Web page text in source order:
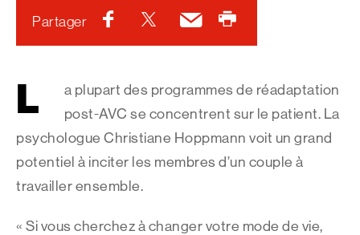
Partager Facebook
TwitterCourriel
L
a plupart des programmes de réadaptation
post-AVC se concentrent sur le patient. La
psychologue Christiane Hoppmann voit un grand
potentiel à inciter les membres d’un couple à
travailler ensemble.
« Si vous cherchez à changer votre mode de vie,